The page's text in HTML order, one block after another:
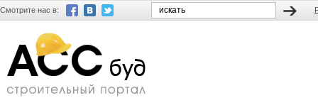
Смотрите нас в: